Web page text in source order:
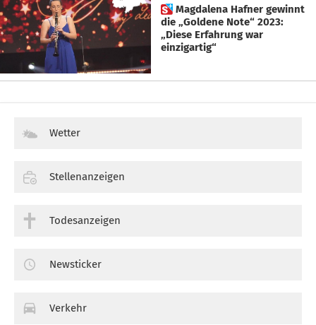
 Magdalena Hafner gewinnt
die „Goldene Note“ 2023:
„Diese Erfahrung war
einzigartig“
Wetter
Stellenanzeigen
Todesanzeigen
Newsticker
Verkehr